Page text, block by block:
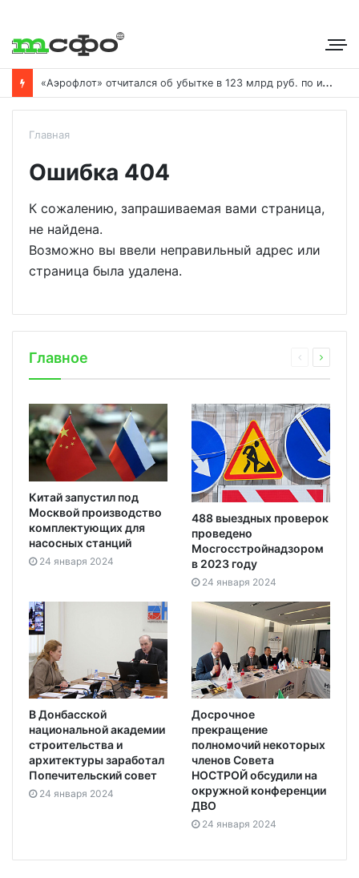
«
Аэрофлот» отчитался об убытке в 123 млрд руб. по итогам года пандемии
Главная
Ошибка 404
К сожалению, запрашиваемая вами страница,
не найдена.
Возможно вы ввели неправильный адрес или
страница была удалена.
Главное
Китай запустил под
Москвой производство
комплектующих для
насосных станций
24 января 2024
488 выездных проверок
проведено
Мосгосстройнадзором
в 2023 году
24 января 2024
В Донбасской
национальной академии
строительства и
архитектуры заработал
Попечительский совет
24 января 2024
Досрочное
прекращение
полномочий некоторых
членов Совета
НОСТРОЙ обсудили на
окружной конференции
ДВО
24 января 2024